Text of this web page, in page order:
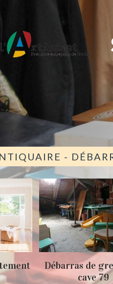
-
Débarras de
cave 79